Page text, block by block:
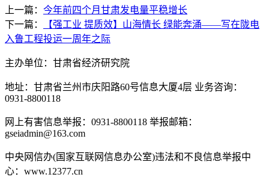
上一篇： 今年前四个月甘肃发电量平稳增长
下一篇：
【强工业 提质效】山海情长 绿能奔涌——写在陇电
入鲁工程投运一周年之际
主办单位：甘肃省经济研究院
地址：甘肃省兰州市庆阳路60号信息大厦4层 业务咨询：
0931-8800118
网上有害信息举报：0931-8800118 举报邮箱：
gseiadmin@163.com
中央网信办(国家互联网信息办公室)违法和不良信息举报中
心：www.12377.cn